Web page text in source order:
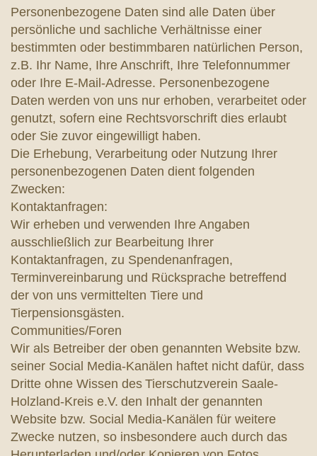
Personenbezogene Daten sind alle Daten über
persönliche und sachliche Verhältnisse einer
bestimmten oder bestimmbaren natürlichen Person,
z.B. Ihr Name, Ihre Anschrift, Ihre Telefonnummer
oder Ihre E-Mail-Adresse. Personenbezogene
Daten werden von uns nur erhoben, verarbeitet oder
genutzt, sofern eine Rechtsvorschrift dies erlaubt
oder Sie zuvor eingewilligt haben.
Die Erhebung, Verarbeitung oder Nutzung Ihrer
personenbezogenen Daten dient folgenden
Zwecken:
Kontaktanfragen:
Wir erheben und verwenden Ihre Angaben
ausschließlich zur Bearbeitung Ihrer
Kontaktanfragen, zu Spendenanfragen,
Terminvereinbarung und Rücksprache betreffend
der von uns vermittelten Tiere und
Tierpensionsgästen.
Communities/Foren
Wir als Betreiber der oben genannten Website bzw.
seiner Social Media-Kanälen haftet nicht dafür, dass
Dritte ohne Wissen des Tierschutzverein Saale-
Holzland-Kreis e.V. den Inhalt der genannten
Website bzw. Social Media-Kanälen für weitere
Zwecke nutzen, so insbesondere auch durch das